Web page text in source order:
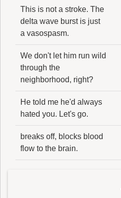
This is not a stroke. The
delta wave burst is just
a vasospasm.
We don't let him run wild
through the
neighborhood, right?
He told me he'd always
hated you. Let's go.
breaks off, blocks blood
flow to the brain.